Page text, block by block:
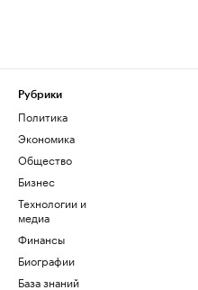
Рубрики
Политика
Экономика
Общество
Бизнес
Технологии и
медиа
Финансы
Биографии
База знаний